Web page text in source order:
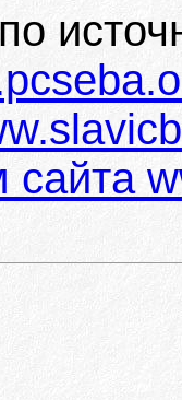
сайта